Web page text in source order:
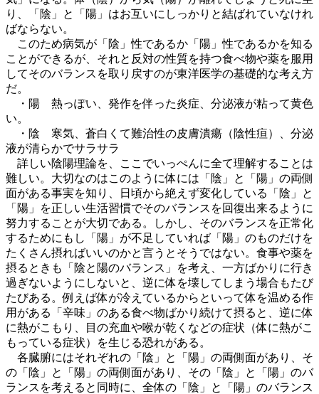
り、「陰」と「陽」はお互いにしっかりと結ばれていなけれ
ばならない。
このため病気が「陰」性であるか「陽」性であるかを知る
ことができるが、それと反対の性質を持つ食べ物や薬を服用
してそのバランスを取り戻すのが東洋医学の基礎的な考え方
だ。
・陽 熱っぽい、発作を伴った炎症、分泌液が粘って黄色
い。
・陰 寒気、蒼白くて難治性の皮膚潰瘍（陰性疸）、分泌
液が清らかでサラサラ
詳しい陰陽理論を、ここでいっぺんに全て理解することは
難しい。大切なのはこのように体には「陰」と「陽」の両側
面がある事実を知り、日頃から絶えず変化している「陰」と
「陽」を正しい生活習慣でそのバランスを回復出来るように
努力することが大切である。しかし、そのバランスを正常化
するためにもし「陽」が不足していれば「陽」のものだけを
たくさん摂ればいいのかと言うとそうではない。食事や薬を
摂るときも「陰と陽のバランス」を考え、一方ばかりに行き
過ぎないようにしないと、逆に体を壊してしまう場合もたび
たびある。例えば体が冷えているからといって体を温める作
用がある「辛味」のある食べ物ばかり続けて摂ると、逆に体
に熱がこもり、目の充血や喉が乾くなどの症状（体に熱がこ
もっている症状）を生じる恐れがある。
各臓腑にはそれぞれの「陰」と「陽」の両側面があり、そ
の「陰」と「陽」の両側面があり、その「陰」と「陽」のバ
ランスを考えると同時に、全体の「陰」と「陽」のバランス